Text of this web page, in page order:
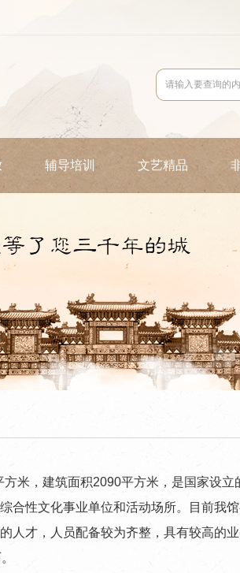
辅导培训 文艺精品
米，建筑面积2090平方米，是国家设
性文化事业单位和活动场所。目前我
才，人员配备较为齐整，具有较高的